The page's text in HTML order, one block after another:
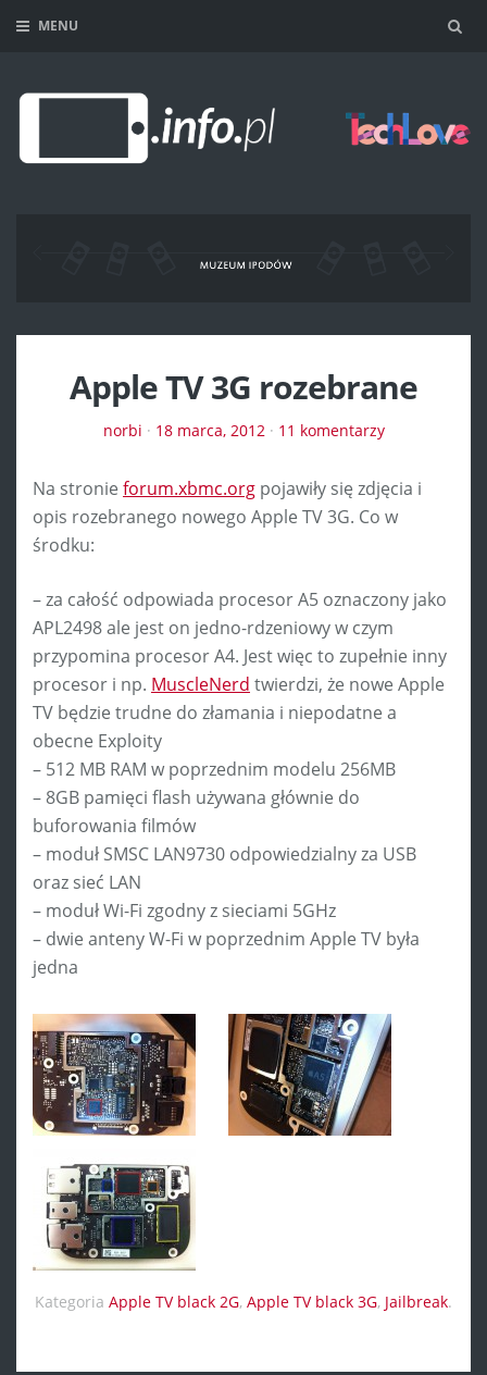
MENU
Apple TV 3G rozebrane
norbi · 18 marca, 2012 · 11 komentarzy
Na stronie forum.xbmc.org pojawiły się zdjęcia i
opis rozebranego nowego Apple TV 3G. Co w
środku:
– za całość odpowiada procesor A5 oznaczony jako
APL2498 ale jest on jedno-rdzeniowy w czym
przypomina procesor A4. Jest więc to zupełnie inny
procesor i np. MuscleNerd twierdzi, że nowe Apple
TV będzie trudne do złamania i niepodatne a
obecne Exploity
– 512 MB RAM w poprzednim modelu 256MB
– 8GB pamięci flash używana głównie do
buforowania filmów
– moduł SMSC LAN9730 odpowiedzialny za USB
oraz sieć LAN
– moduł Wi-Fi zgodny z sieciami 5GHz
– dwie anteny W-Fi w poprzednim Apple TV była
jedna
Kategoria Apple TV black 2G, Apple TV black 3G, Jailbreak.